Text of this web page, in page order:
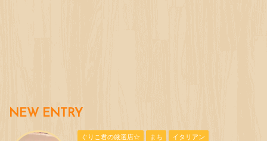
NEW ENTRY
ぐりこ君の厳選店☆ まち イタリアン